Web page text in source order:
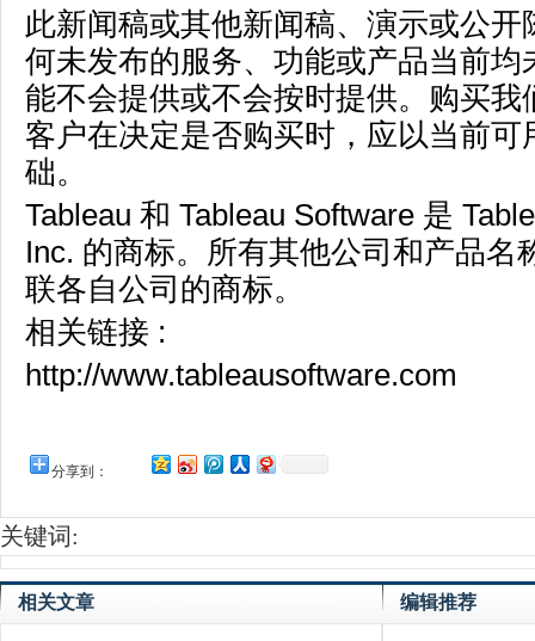
此新闻稿或其他新闻稿、演示或公开
何未发布的服务、功能或产品当前均
能不会提供或不会按时提供。购买我
客户在决定是否购买时，应以当前可
础。
Tableau 和 Tableau Software 是
Inc. 的商标。所有其他公司和产品名
联各自公司的商标。
相关链接 :
http://www.tableausoftware.com
分享到：
关键词:
相关文章 编辑推荐